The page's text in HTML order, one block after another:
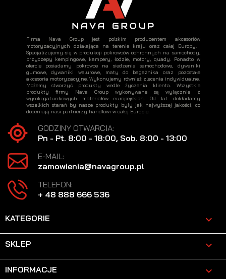
Firma Nava Group jest polskim producentem akcesoriów
motoryzacyjnych działająca na terenie kraju oraz całej Europy.
Specjalizujemy się w produkcji pokrowców ochronnych na samochody,
przyczepy kempingowe, kampery, łodzie, motory, quady. Ponadto w
ofercie posiadamy pokrowce na siedzenia samochodowe, dywaniki
gumowe, dywaniki welurowe, maty do bagażnika oraz pozostałe
akcesoria motoryzacyjne. Wykonujemy również zlecenia indywidualne.
Możemy stworzyć produkty wedle życzenia klienta. Wszystkie
produkty firmy Nava Group wykonywane są wyłącznie z
wysokogatunkowych materiałów europejskich. Od lat dokładamy
wszelkich starań by nasze produkty były jak najwyższej jakości, co
doceniają nasi partnerzy handlowi w całej Europie.
GODZINY OTWARCIA:
Pn - Pt. 8:00 - 18:00, Sob. 8:00 - 13:00
E-MAIL:
zamowienia@navagroup.pl
TELEFON:
+ 48 888 666 536
KATEGORIE 
SKLEP 
INFORMACJE 